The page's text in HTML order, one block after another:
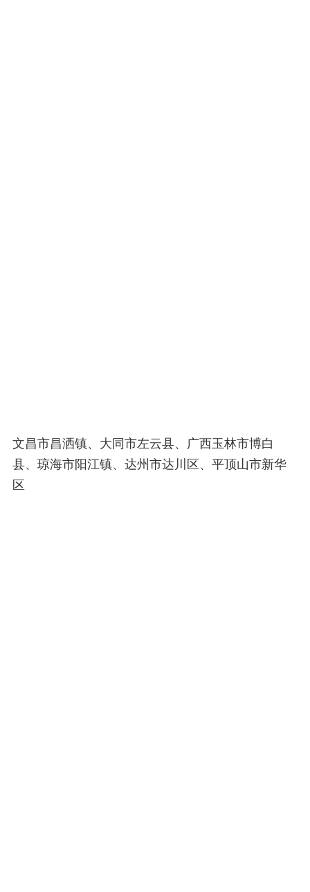
文昌市昌洒镇、大同市左云县、广西玉林市博白
县、琼海市阳江镇、达州市达川区、平顶山市新华
区